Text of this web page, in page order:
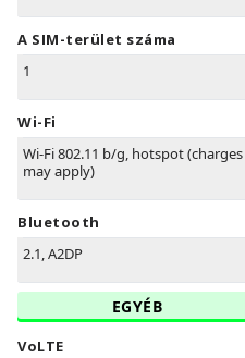
A SIM-terület száma
1
Wi-Fi
Wi-Fi 802.11 b/g, hotspot (charges
may apply)
Bluetooth
2.1, A2DP
EGYÉB
VoLTE